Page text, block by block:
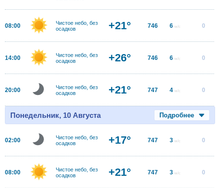
08:00
Чистое небо, без
осадков
+21° 746 6 м/с 0
14:00
Чистое небо, без
осадков
+26° 746 6 м/с 0
20:00
Чистое небо, без
осадков
+21° 747 4 м/с 0
Понедельник, 10 Августа Подробнее
02:00
Чистое небо, без
осадков
+17° 747 3 м/с 0
08:00
Чистое небо, без
осадков
+21° 747 3 м/с 0